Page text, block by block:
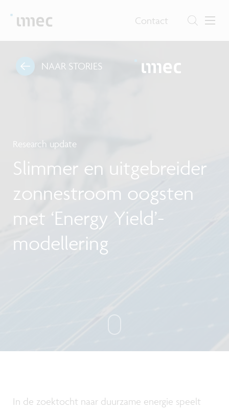
Contact
NAAR STORIES
Research update
Slimmer en uitgebreider
zonnestroom oogsten
met ‘Energy Yield’-
modellering
In de zoektocht naar duurzame energie speelt